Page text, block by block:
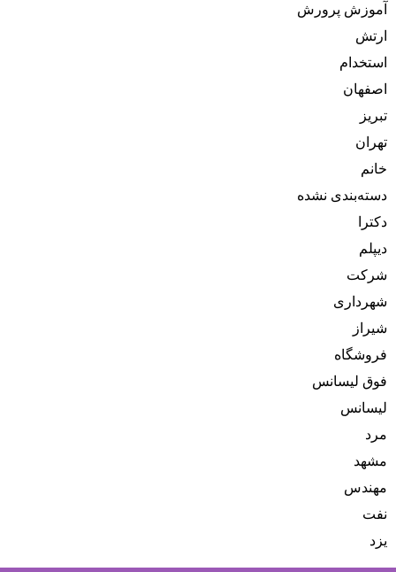
آموزش پرورش
ارتش
استخدام
اصفهان
تبریز
تهران
خانم
دسته‌بندی نشده
دکترا
دیپلم
شرکت
شهرداری
شیراز
فروشگاه
فوق لیسانس
لیسانس
مرد
مشهد
مهندس
نفت
یزد